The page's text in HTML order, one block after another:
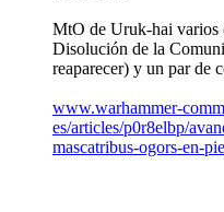
MtO de Uruk-hai varios
Disolución de la
reaparecer) y un par de
www.warhammer-
es/articles/p0r8elbp/
mascatribus-ogors-en-